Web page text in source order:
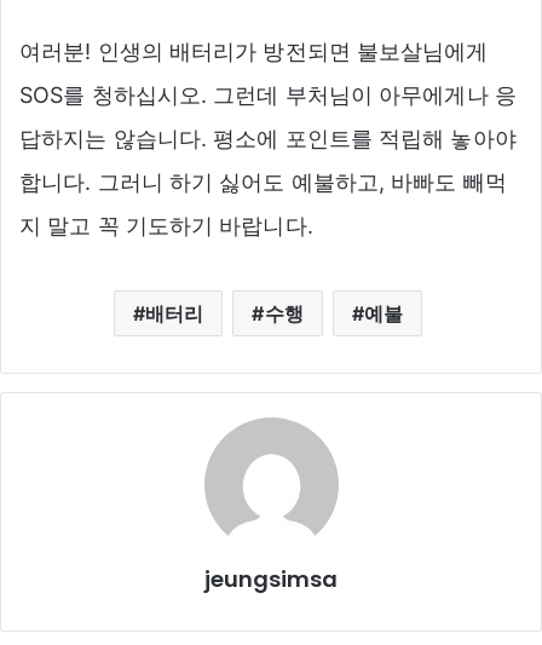
여러분! 인생의 배터리가 방전되면 불보살님에게
SOS를 청하십시오. 그런데 부처님이 아무에게나 응
답하지는 않습니다. 평소에 포인트를 적립해 놓아야
합니다. 그러니 하기 싫어도 예불하고, 바빠도 빼먹
지 말고 꼭 기도하기 바랍니다.
배터리 수행 예불
jeungsimsa